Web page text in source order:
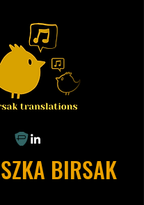
BIRSAK